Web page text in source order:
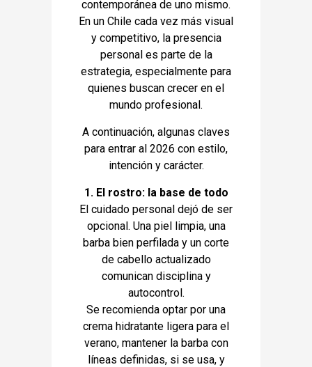
contemporánea de uno mismo.
En un Chile cada vez más visual
y competitivo, la presencia
personal es parte de la
estrategia, especialmente para
quienes buscan crecer en el
mundo profesional.
A continuación, algunas claves
para entrar al 2026 con estilo,
intención y carácter.
1. El rostro: la base de todo
El cuidado personal dejó de ser
opcional. Una piel limpia, una
barba bien perfilada y un corte
de cabello actualizado
comunican disciplina y
autocontrol.
Se recomienda optar por una
crema hidratante ligera para el
verano, mantener la barba con
líneas definidas, si se usa, y